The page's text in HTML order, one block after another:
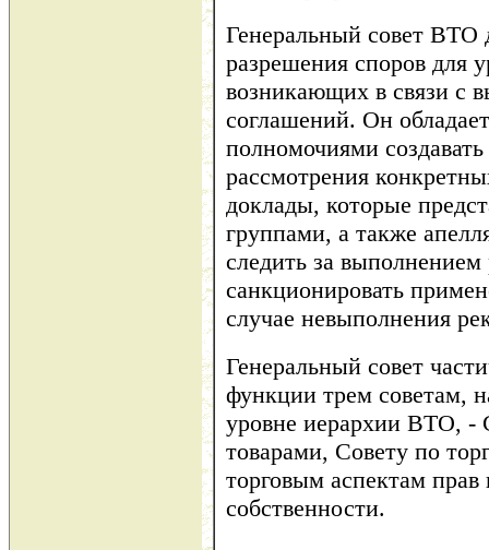
Генеральный совет ВТО
разрешения споров для
возникающих в связи с
соглашений. Он
полномочиями
рассмотрения
доклады, которые
группами, а также
следить за
санкционировать
случае невыполнения
Генеральный совет
функции трем советам,
уровне иерархии ВТО, -
товарами, Совету по
торговым аспектам прав
собственности.